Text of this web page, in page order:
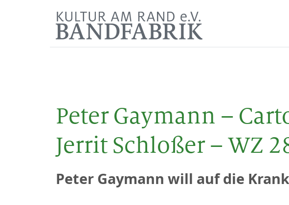
Peter Gaymann –
Jerrit Schloßer – WZ
Peter Gaymann will auf die